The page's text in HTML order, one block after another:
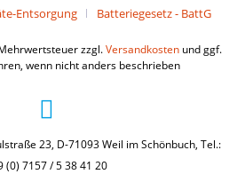
Entsorgung
Batteriegesetz - BattG
zzgl.Versandkosten und ggf.
wenn nicht anders beschrieben
23, D-71093 Weil im Schönbuch, Tel.:
(0) 7157 / 5 38 41 20